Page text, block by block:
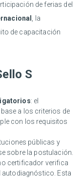
de ferias del
, la
de capacitación
S
: el
a los criterios de
con los requisitos
públicas y
sobre la postulación.
certificador verifica
Esta